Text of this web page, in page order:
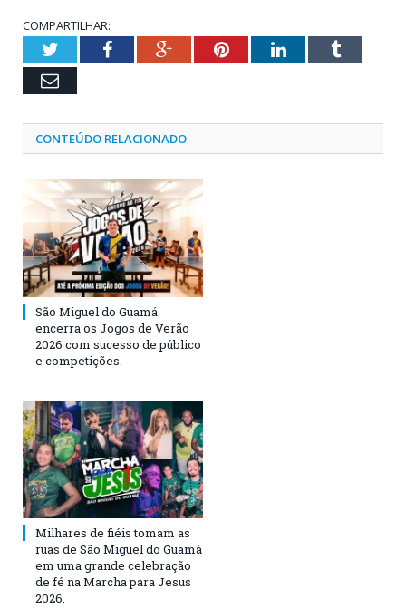
COMPARTILHAR:
TwitterFacebookGoogle+PinterestLinkedInTumblr
Email
CONTEÚDO RELACIONADO
São Miguel do Guamá
encerra os Jogos de Verão
2026 com sucesso de público
e competições.
Milhares de fiéis tomam as
ruas de São Miguel do Guamá
em uma grande celebração
de fé na Marcha para Jesus
2026.